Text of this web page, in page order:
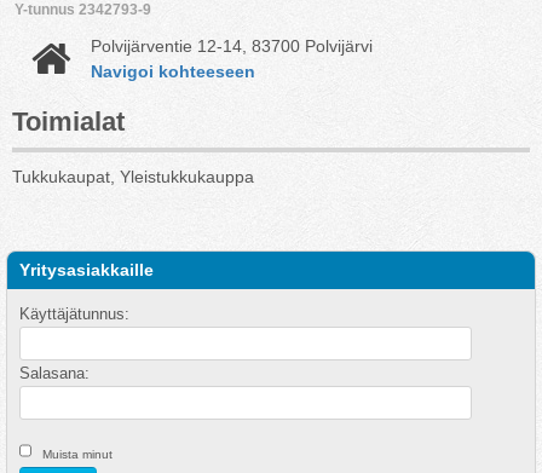
Y-tunnus 2342793-9
Polvijärventie 12-14, 83700 Polvijärvi
Navigoi kohteeseen
Toimialat
Tukkukaupat, Yleistukkukauppa
Yritysasiakkaille
Käyttäjätunnus:
Salasana:
Muista minut